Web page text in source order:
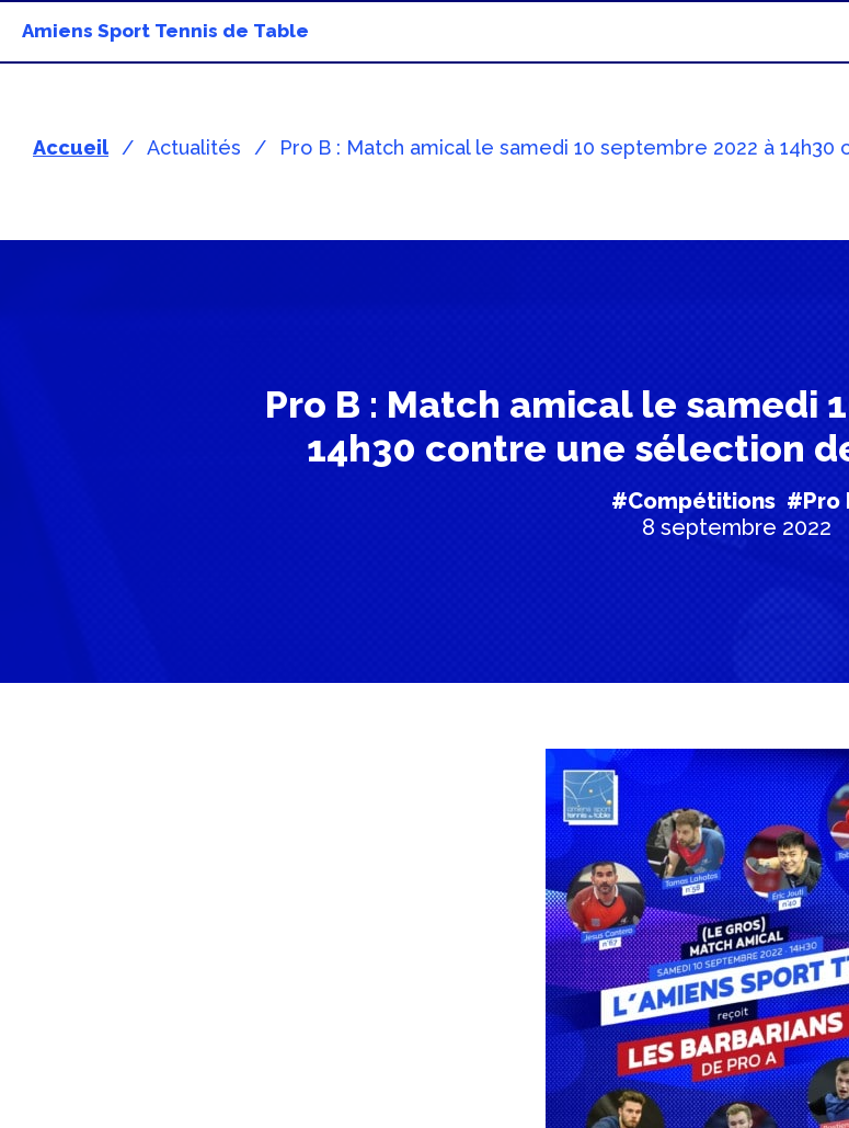
Amiens Sport Tennis de Table
Accueil Actualités Pro B : Match amical le samedi 10 septembre 2022 à
Pro B : Match amical le samedi
14h30 contre une sélection
#Compétitions #Pro
8 septembre 2022